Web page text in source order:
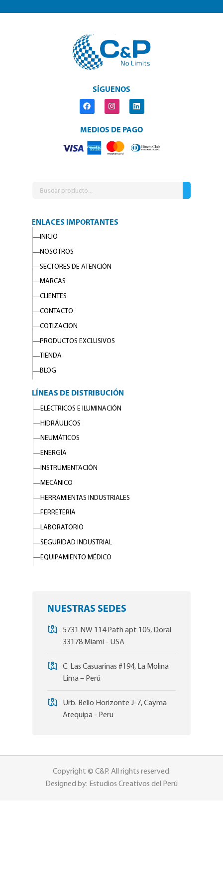
SÍGUENOS
MEDIOS DE PAGO
ENLACES IMPORTANTES
INICIO
NOSOTROS
SECTORES DE ATENCIÓN
MARCAS
CLIENTES
CONTACTO
COTIZACION
PRODUCTOS EXCLUSIVOS
TIENDA
BLOG
LÍNEAS DE DISTRIBUCIÓN
ELÉCTRICOS E ILUMINACIÓN
HIDRÁULICOS
NEUMÁTICOS
ENERGÍA
INSTRUMENTACIÓN
MECÁNICO
HERRAMIENTAS INDUSTRIALES
FERRETERÍA
LABORATORIO
SEGURIDAD INDUSTRIAL
EQUIPAMIENTO MÉDICO
NUESTRAS SEDES
5731 NW 114 Path apt 105, Doral
33178 Miami - USA
C. Las Casuarinas #194, La Molina
Lima – Perú
Urb. Bello Horizonte J-7, Cayma
Arequipa - Peru
Copyright © C&P. All rights reserved.
Designed by: Estudios Creativos del Perú